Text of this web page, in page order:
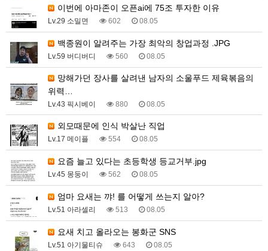
이번에 아마존이 오픈ai에 75조 투자한 이유
Lv.29 소밀면 602 08.05
백종원이 알려주는 가장 최악의 창업과정 .JPG
Lv.59 버디버디 560 08.05
위력…
Lv.43 픽시베이 880 08.05
외모때문에 인식 박살난 직업
Lv.17 메이플 554 08.05
요즘 늘고 있다는 초등학생 등교거부.jpg
Lv.45 몽둥이 562 08.05
엄마 요새는 꺄! 를 어떻게 쓰는지 알아?
Lv.51 아라셀리 513 08.05
요새 치고 올라오는 봉화군 SNS
Lv.51 아기물티슈 643 08.05